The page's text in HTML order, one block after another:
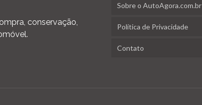
conservação,
Sobre o AutoAgora.com.br
Política de Privacidade
Contato